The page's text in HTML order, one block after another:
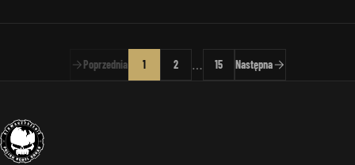
Poprzednia 1 2 … 15 Następna